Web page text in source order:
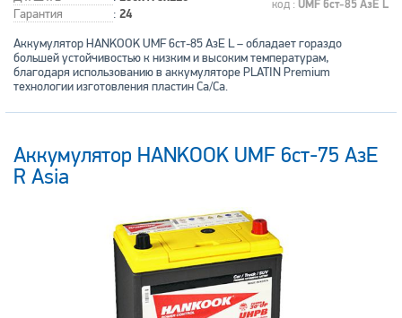
Гарантия : 24
код : UMF 6ст-85 АзЕ L
Аккумулятор HANKOOK UMF 6ст-85 АзЕ L – обладает гораздо
большей устойчивостью к низким и высоким температурам,
благодаря использованию в аккумуляторе PLATIN Premium
технологии изготовления пластин Ca/Ca.
Аккумулятор HANKOOK UMF 6ст-75 АзЕ
R Asia